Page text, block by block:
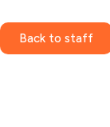
Back to staff